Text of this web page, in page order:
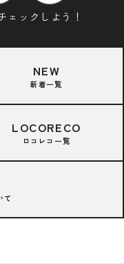
ェックしよう！
NEW
新着一覧
LOCORECO
ロコレコ一覧
て